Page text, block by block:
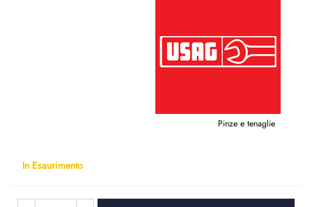
Pinze e tenaglie
In Esaurimento